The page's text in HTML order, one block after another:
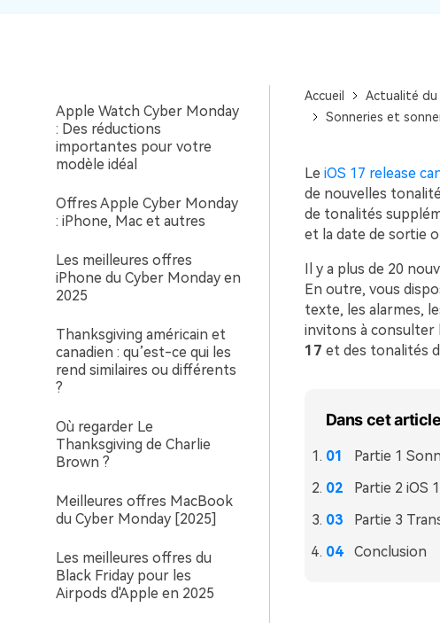
Apple Watch Cyber Monday
: Des réductions
importantes pour votre
modèle idéal
Offres Apple Cyber Monday
: iPhone, Mac et autres
Les meilleures offres
iPhone du Cyber Monday en
2025
Thanksgiving américain et
canadien : qu’est-ce qui les
rend similaires ou différents
?
Où regarder Le
Thanksgiving de Charlie
Brown ?
Meilleures offres MacBook
du Cyber Monday [2025]
Les meilleures offres du
Black Friday pour les
Airpods d'Apple en 2025
Accueil
Actualité
Sonneries et
Le iOS 17 release
de nouvelles
de tonalités
et la date de sortie
Il y a plus de 20
En outre, vous
texte, les alarmes,
invitons à consulter
17 et des tonalités
Dans cet article
Partie 1
Partie 2 iOS
Partie 3
Conclusion